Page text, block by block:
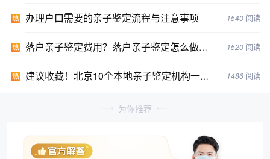
1540 阅读
办理户口需要的亲子鉴定流程与注意事项
1520 阅读
落户亲子鉴定费用？落户亲子鉴定怎么做?最新2024年亲子鉴定攻略
1486 阅读
建议收藏！北京10个本地亲子鉴定机构一览表/新汇总2024年鉴定机构
为你推荐